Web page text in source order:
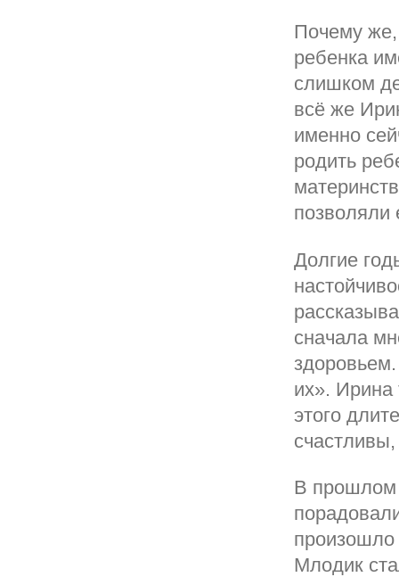
Почему же,
ребенка
слишком
всё же
именно
родить
позволяли
Долгие
сначала
их». Ирина
этого
В прошлом
произошло
Млодик